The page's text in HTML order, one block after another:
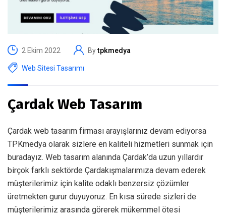
2 Ekim 2022 Bytpkmedya
Web Sitesi Tasarımı
Çardak Web Tasarım
Çardak web tasarım firması arayışlarınız devam ediyorsa
TPKmedya olarak sizlere en kaliteli hizmetleri sunmak için
buradayız. Web tasarım alanında Çardak’da uzun yıllardır
birçok farklı sektörde Çardakışmalarımıza devam ederek
müşterilerimiz için kalite odaklı benzersiz çözümler
üretmekten gurur duyuyoruz. En kısa sürede sizleri de
müşterilerimiz arasında görerek mükemmel ötesi